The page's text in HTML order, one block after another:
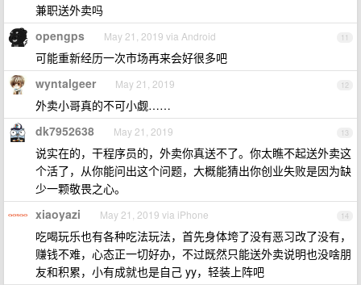
兼职送外卖吗
11
opengps May 21, 2019 via Android
可能重新经历一次市场再来会好很多吧
12
wyntalgeer May 21, 2019
外卖小哥真的不可小觑……
13
dk7952638 May 21, 2019
说实在的，干程序员的，外卖你真送不了。你太瞧不起送外卖这
个活了，从你能问出这个问题，大概能猜出你创业失败是因为缺
少一颗敬畏之心。
14
xiaoyazi May 21, 2019 via iPhone
吃喝玩乐也有各种吃法玩法，首先身体垮了没有恶习改了没有，
赚钱不难，心态正一切好办，不过既然只能送外卖说明也没啥朋
友和积累，小有成就也是自己 yy，轻装上阵吧